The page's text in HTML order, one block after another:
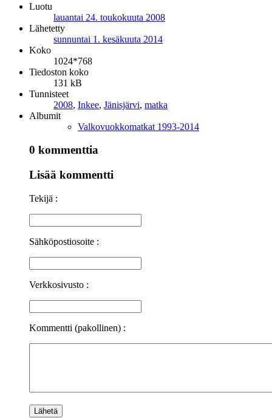
Luotu
lauantai 24. toukokuuta 2008
Lähetetty
sunnuntai 1. kesäkuuta 2014
Koko
1024*768
Tiedoston koko
131 kB
Tunnisteet
2008, Inkee, Jänisjärvi, matka
Albumit
Valkovuokkomatkat 1993-2014
0 kommenttia
Lisää kommentti
Tekijä :
Sähköpostiosoite :
Verkkosivusto :
Kommentti (pakollinen) :